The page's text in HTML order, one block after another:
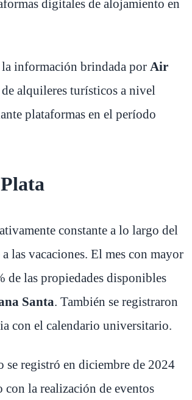
digitales de alojamiento en
información brindada por Air
alquileres turísticos a nivel
plataformas en el período
constante a lo largo del
las vacaciones. El mes con mayor
de las propiedades disponibles
Santa. También se registraron
con el calendario universitario.
se registró en diciembre de 2024
la realización de eventos